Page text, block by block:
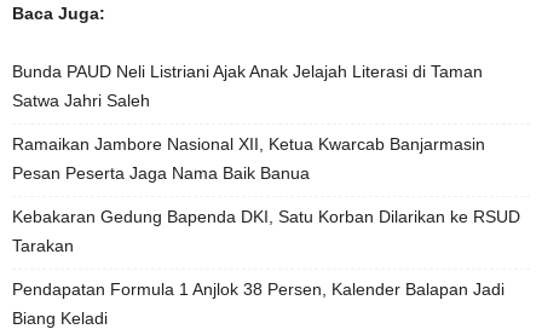
Baca Juga:
Bunda PAUD Neli Listriani Ajak Anak Jelajah Literasi di Taman
Satwa Jahri Saleh
Ramaikan Jambore Nasional XII, Ketua Kwarcab Banjarmasin
Pesan Peserta Jaga Nama Baik Banua
Kebakaran Gedung Bapenda DKI, Satu Korban Dilarikan ke RSUD
Tarakan
Pendapatan Formula 1 Anjlok 38 Persen, Kalender Balapan Jadi
Biang Keladi